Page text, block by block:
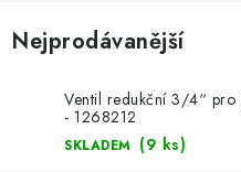
🏆 WESPO BONUS
KONTAKT
Nejprodávanější
Ventil redukční 3/4“ pro
- 1268212
SKLADEM (9 ks)